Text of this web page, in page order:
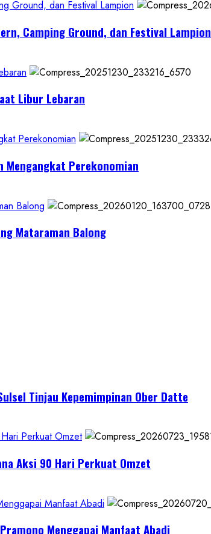
Ground, dan Festival Lampion
Camping Ground, dan Festival Lampion
Libur Lebaran
Perekonomian
Mengangkat Perekonomian
Balong
Mataraman Balong
Tinjau Kepemimpinan Ober Datte
Perkuat Omzet
Aksi 90 Hari Perkuat Omzet
Manfaat Abadi
Menggapai Manfaat Abadi